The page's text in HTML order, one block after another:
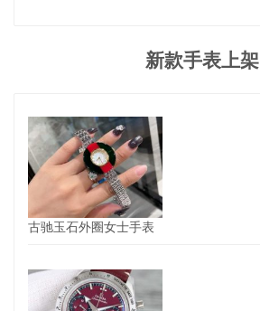
新款手表上架
古驰玉石外圈女士手表